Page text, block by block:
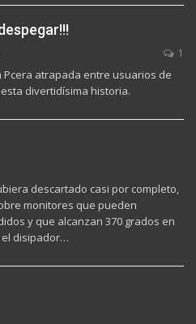
1
atrapada entre usuarios de
divertidísima historia.
descartado casi por completo,
monitores que pueden
y que alcanzan 370 grados en
el disipador…